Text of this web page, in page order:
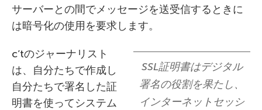
サーバーとの間でメッセージを送受信するときに
は暗号化の使用を要求します。
SSL証明書はデジタル
署名の役割を果たし、
インターネットセッシ
c’tのジャーナリスト
は、自分たちで作成し
自分たちで署名した証
明書を使ってシステム